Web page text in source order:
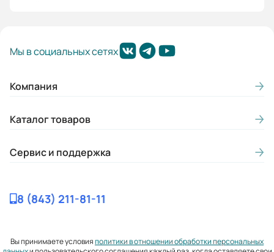
Мы в социальных сетях
Компания
Каталог товаров
Сервис и поддержка
8 (843) 211-81-11
Вы принимаете условияполитики в отношении обработки персональных